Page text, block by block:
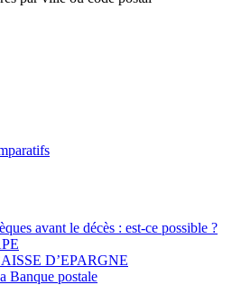
avant le décès : est-ce possible ?
D’EPARGNE
Banque postale